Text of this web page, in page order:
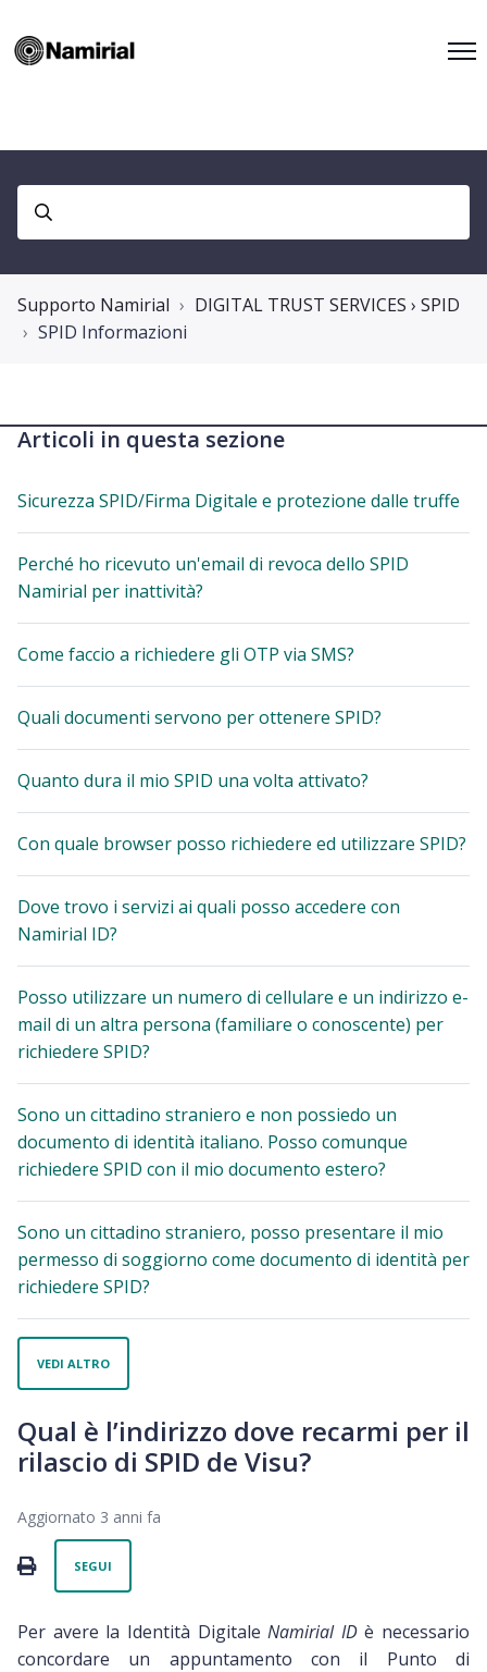
Supporto Namirial
DIGITAL TRUST SERVICES › SPID
SPID Informazioni
Articoli in questa sezione
Sicurezza SPID/Firma Digitale e protezione dalle truffe
Perché ho ricevuto un'email di revoca dello SPID
Namirial per inattività?
Come faccio a richiedere gli OTP via SMS?
Quali documenti servono per ottenere SPID?
Quanto dura il mio SPID una volta attivato?
Con quale browser posso richiedere ed utilizzare SPID?
Dove trovo i servizi ai quali posso accedere con
Namirial ID?
Posso utilizzare un numero di cellulare e un indirizzo e-
mail di un altra persona (familiare o conoscente) per
richiedere SPID?
Sono un cittadino straniero e non possiedo un
documento di identità italiano. Posso comunque
richiedere SPID con il mio documento estero?
Sono un cittadino straniero, posso presentare il mio
permesso di soggiorno come documento di identità per
richiedere SPID?
VEDI ALTRO
Qual è l’indirizzo dove recarmi per il
rilascio di SPID de Visu?
Aggiornato 3 anni fa
PRINT
SEGUI
Per avere la Identità DigitaleNamirial IDè necessario
concordare un appuntamento con il Punto di